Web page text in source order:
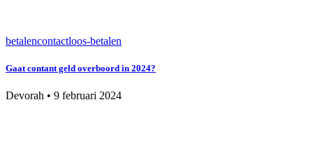
betalencontactloos-betalen
Gaat contant geld overboord in 2024?
Devorah • 9 februari 2024